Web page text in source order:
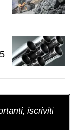
iscriviti